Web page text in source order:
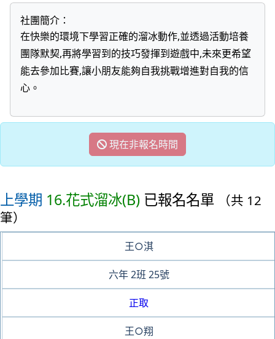
社團簡介：
在快樂的環境下學習正確的溜冰動作,並透過活動培養
團隊默契,再將學習到的技巧發揮到遊戲中,未來更希望
能去參加比賽,讓小朋友能夠自我挑戰增進對自我的信
心。
現在非報名時間
上學期 16.花式溜冰(B) 已報名名單
（共 12
筆）
王○淇
六年 2班 25號
正取
王○翔